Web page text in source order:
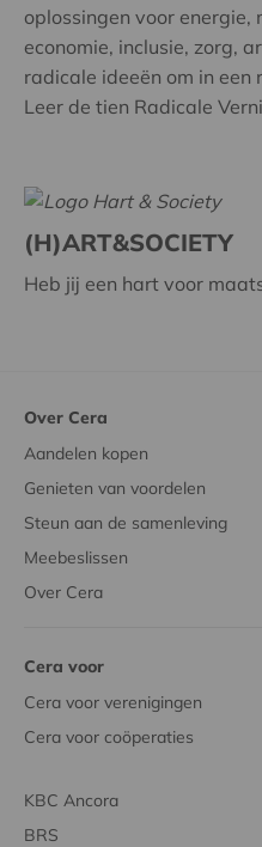
oplossingen voor energie,
economie, inclusie, zorg,
radicale ideeën om in
Leer de tien Radicale
(H)ART&SOCIETY
Heb jij een hart voor
Over Cera
Aandelen kopen
Genieten van voordelen
Steun aan de samenleving
Meebeslissen
Over Cera
Cera voor
Cera voor verenigingen
Cera voor coöperaties
KBC Ancora
BRS